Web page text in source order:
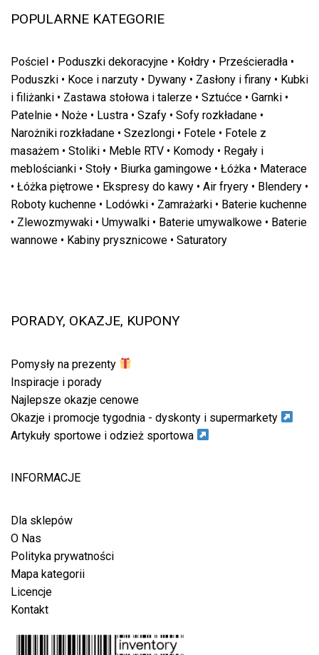
POPULARNE KATEGORIE
Pościel • Poduszki dekoracyjne • Kołdry • Prześcieradła •
Poduszki • Koce i narzuty • Dywany • Zasłony i firany • Kubki
i filiżanki • Zastawa stołowa i talerze • Sztućce • Garnki •
Patelnie • Noże • Lustra • Szafy • Sofy rozkładane •
Narożniki rozkładane • Szezlongi • Fotele • Fotele z
masażem • Stoliki • Meble RTV • Komody • Regały i
meblościanki • Stoły • Biurka gamingowe • Łóżka • Materace
• Łóżka piętrowe • Ekspresy do kawy • Air fryery • Blendery •
Roboty kuchenne • Lodówki • Zamrażarki • Baterie kuchenne
• Zlewozmywaki • Umywalki • Baterie umywalkowe • Baterie
wannowe • Kabiny prysznicowe • Saturatory
PORADY, OKAZJE, KUPONY
Pomysły na prezenty
Inspiracje i porady
Najlepsze okazje cenowe
Okazje i promocje tygodnia - dyskonty i supermarkety
Artykuły sportowe i odzież sportowa
INFORMACJE
Dla sklepów
O Nas
Polityka prywatności
Mapa kategorii
Licencje
Kontakt